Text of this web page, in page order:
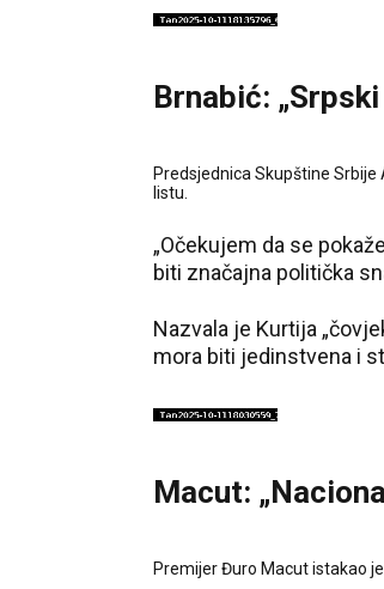
Brnabić:
Predsjednica Skupštine
listu.
„Očekujem da se
biti značajna politička
Nazvala je Kurtija
mora biti jedinstvena i
Macut:
Premijer Đuro Macut istakao